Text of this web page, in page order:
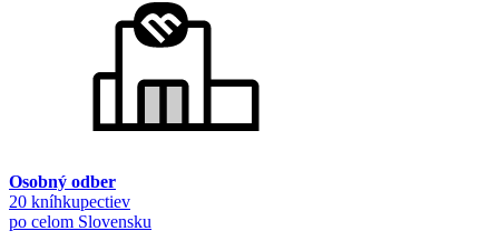
Osobný odber
20 kníhkupectiev
po celom Slovensku